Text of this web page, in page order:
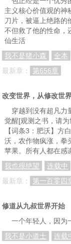
主义核心价值观的神
刀片，被逼上绝路的
不但救了他的性命，
仙生活
我不是猪小森
全本
最新章：
第656章
改变世界，从修改世
穿越到没有超凡力
觉醒[观测之书，请
【词条3：肥沃】方
沃，农作物疯涨，拳
苹果。所有人都在感
我也很绝望
连载中
最新章：
第一百零四
修道从九叔世界开始
一个年轻人，因为
我不是小道士
连载